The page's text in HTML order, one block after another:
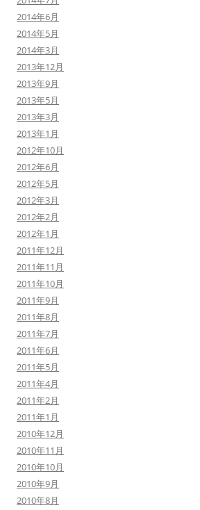
2014年6月
2014年5月
2014年3月
2013年12月
2013年9月
2013年5月
2013年3月
2013年1月
2012年10月
2012年6月
2012年5月
2012年3月
2012年2月
2012年1月
2011年12月
2011年11月
2011年10月
2011年9月
2011年8月
2011年7月
2011年6月
2011年5月
2011年4月
2011年2月
2011年1月
2010年12月
2010年11月
2010年10月
2010年9月
2010年8月